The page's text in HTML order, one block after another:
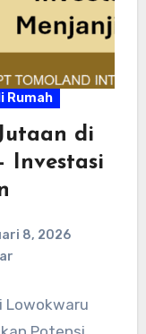
Rumah
di
Investasi
8, 2026
Lowokwaru